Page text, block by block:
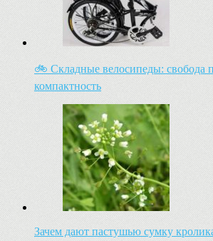
🚲 Складные велосипеды: свобода
компактность
Зачем дают пастушью сумку